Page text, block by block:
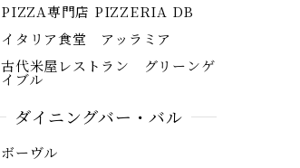
PIZZA専門店 PIZZERIA DB
イタリア食堂 アッラミア
古代米屋レストラン グリーンゲ
イブル
ダイニングバー・バル
ボーヴル